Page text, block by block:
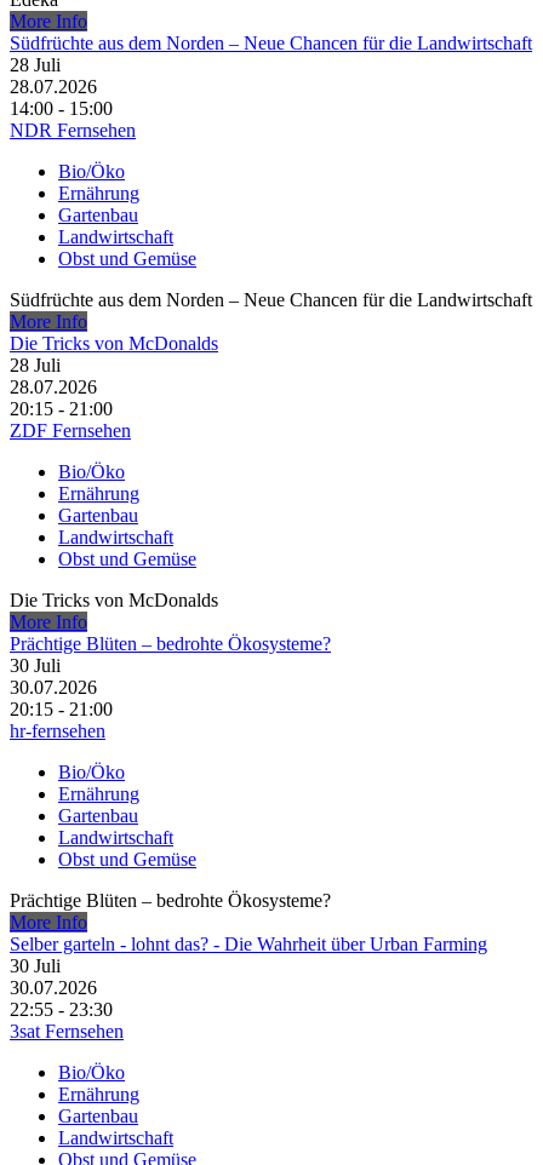
More Info
Südfrüchte aus dem Norden – Neue Chancen für die Landwirtschaft
28 Juli
28.07.2026
14:00 - 15:00
NDR Fernsehen
Bio/Öko
Ernährung
Gartenbau
Landwirtschaft
Obst und Gemüse
Südfrüchte aus dem Norden – Neue Chancen für die Landwirtschaft
More Info
Die Tricks von McDonalds
28 Juli
28.07.2026
20:15 - 21:00
ZDF Fernsehen
Bio/Öko
Ernährung
Gartenbau
Landwirtschaft
Obst und Gemüse
Die Tricks von McDonalds
More Info
Prächtige Blüten – bedrohte Ökosysteme?
30 Juli
30.07.2026
20:15 - 21:00
hr-fernsehen
Bio/Öko
Ernährung
Gartenbau
Landwirtschaft
Obst und Gemüse
Prächtige Blüten – bedrohte Ökosysteme?
More Info
Selber garteln - lohnt das? - Die Wahrheit über Urban Farming
30 Juli
30.07.2026
22:55 - 23:30
3sat Fernsehen
Bio/Öko
Ernährung
Gartenbau
Landwirtschaft
Obst und Gemüse